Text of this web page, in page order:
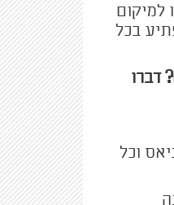
למיקום
בכל
דברו
וכל